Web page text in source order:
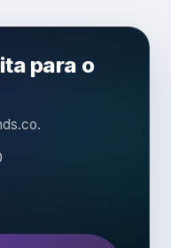
para o